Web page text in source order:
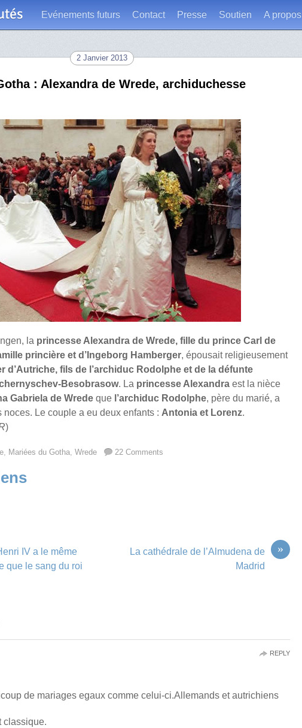
Evénements futurs Contact Presse Soutien A propos
2 Janvier 2013
: Alexandra de Wrede, archiduchesse
la princesse Alexandra de Wrede, fille du prince Carl de
princière et d’Ingeborg Hamberger, épousait religieusement
d’Autriche, fils de l’archiduc Rodolphe et de la défunte
Besobrasow. La princesse Alexandra est la nièce
Gabriela de Wrede que l’archiduc Rodolphe, père du marié, a
Le couple a eu deux enfants : Antonia et Lorenz.
)
Mariées du Gotha ,Wrede 22 Comments
IV a le même
que le sang du roi
»
La cathédrale de l’Almudena de
Madrid
de mariages egaux comme celui-ci.Allemands et autrichiens
classique.
REPLY